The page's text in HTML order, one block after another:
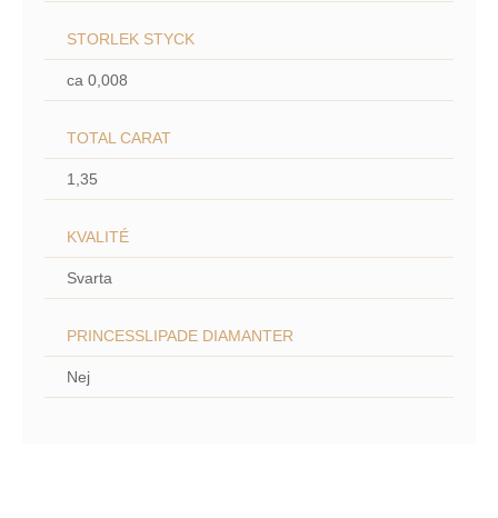
STORLEK STYCK
ca 0,008
TOTAL CARAT
1,35
KVALITÉ
Svarta
PRINCESSLIPADE DIAMANTER
Nej